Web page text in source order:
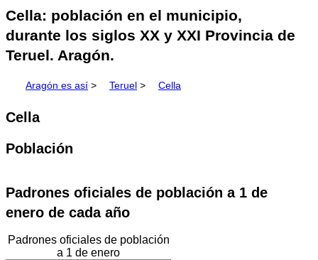
Cella: población en el municipio,
durante los siglos XX y XXI Provincia de
Teruel. Aragón.
Aragón es así > Teruel > Cella
Cella
Población
Padrones oficiales de población a 1 de
enero de cada año
Padrones oficiales de población
a 1 de enero